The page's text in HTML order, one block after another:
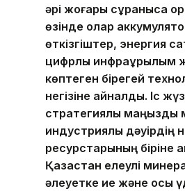
әрі жоғары сұранысқа
өзінде олар
өткізгіштер, энергия
цифрлық инфрақұрылым
көптеген бірегей
негізіне айналды. Іс
стратегиялық
индустриялық дәуірдің
ресурстарының біріне
Қазақстан елеулі
әлеуетке ие және осы